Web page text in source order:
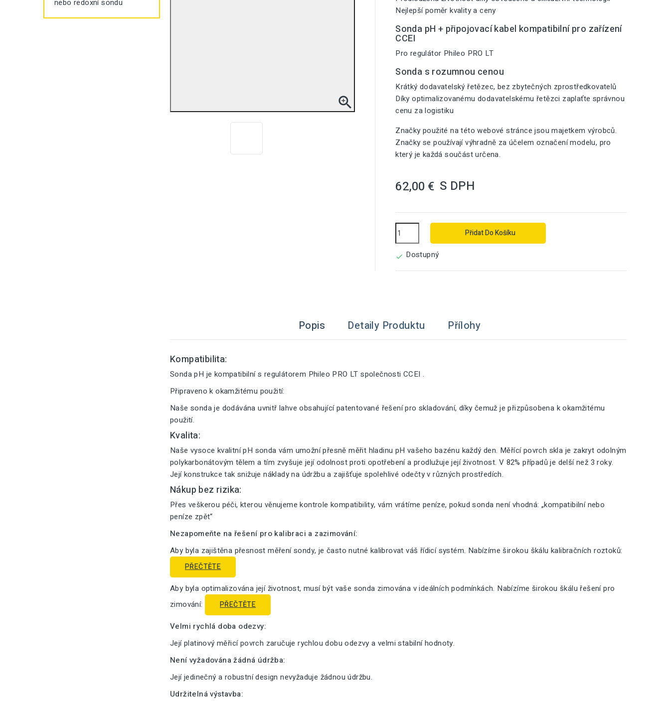
nebo redoxní sondu

Nejlepší poměr kvality a ceny
Sonda pH + připojovací kabel kompatibilní pro zařízení
CCEI
Pro regulátor Phileo PRO LT
Sonda s rozumnou cenou
Krátký dodavatelský řetězec, bez zbytečných zprostředkovatelů
Díky optimalizovanému dodavatelskému řetězci zaplaťte správnou
cenu za logistiku
Značky použité na této webové stránce jsou majetkem výrobců.
Značky se používají výhradně za účelem označení modelu, pro
který je každá součást určena.
62,00 € S DPH
Přidat Do Košíku
 Dostupný
Popis Detaily Produktu Přílohy
Kompatibilita:
Sonda pH je kompatibilní s regulátorem Phileo PRO LT společnosti CCEI .
Připraveno k okamžitému použití:
Naše sonda je dodávána uvnitř lahve obsahující patentované řešení pro skladování, díky čemuž je přizpůsobena k okamžitému
použití.
Kvalita:
Naše vysoce kvalitní pH sonda vám umožní přesně měřit hladinu pH vašeho bazénu každý den. Měřící povrch skla je zakryt odolným
polykarbonátovým tělem a tím zvyšuje její odolnost proti opotřebení a prodlužuje její životnost. V 82% případů je delší než 3 roky.
Její konstrukce tak snižuje náklady na údržbu a zajišťuje spolehlivé odečty v různých prostředích.
Nákup bez rizika:
Přes veškerou péči, kterou věnujeme kontrole kompatibility, vám vrátíme peníze, pokud sonda není vhodná: „kompatibilní nebo
peníze zpět“
Nezapomeňte na řešení pro kalibraci a zazimování:
Aby byla zajištěna přesnost měření sondy, je často nutné kalibrovat váš řídicí systém. Nabízíme širokou škálu kalibračních roztoků:
PŘEČTĚTE
Aby byla optimalizována její životnost, musí být vaše sonda zimována v ideálních podmínkách. Nabízíme širokou škálu řešení pro
zimování:
PŘEČTĚTE
Velmi rychlá doba odezvy:
Její platinový měřicí povrch zaručuje rychlou dobu odezvy a velmi stabilní hodnoty.
Není vyžadována žádná údržba:
Její jedinečný a robustní design nevyžaduje žádnou údržbu.
Udržitelná výstavba: